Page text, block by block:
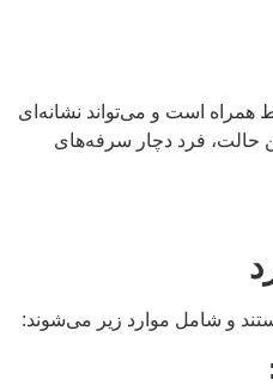
همراه است و می‌تواند نشانه‌ای
حالت، فرد دچار سرفه‌های
و شامل موارد زیر می‌شوند: